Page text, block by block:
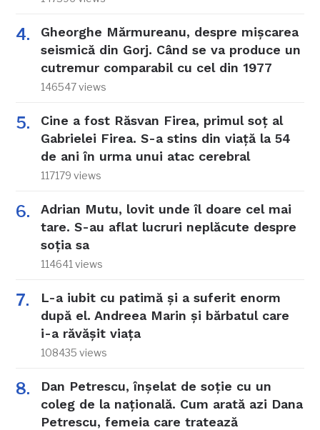
Gheorghe Mărmureanu, despre mișcarea
seismică din Gorj. Când se va produce un
cutremur comparabil cu cel din 1977
146547 views
Cine a fost Răsvan Firea, primul soț al
Gabrielei Firea. S-a stins din viață la 54
de ani în urma unui atac cerebral
117179 views
Adrian Mutu, lovit unde îl doare cel mai
tare. S-au aflat lucruri neplăcute despre
soția sa
114641 views
L-a iubit cu patimă și a suferit enorm
după el. Andreea Marin și bărbatul care
i-a răvășit viața
108435 views
Dan Petrescu, înșelat de soție cu un
coleg de la națională. Cum arată azi Dana
Petrescu, femeia care tratează